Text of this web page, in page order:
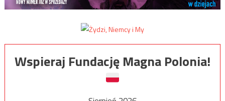
Wspieraj Fundację Magna Polonia!